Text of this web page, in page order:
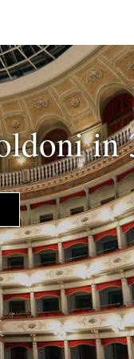
in